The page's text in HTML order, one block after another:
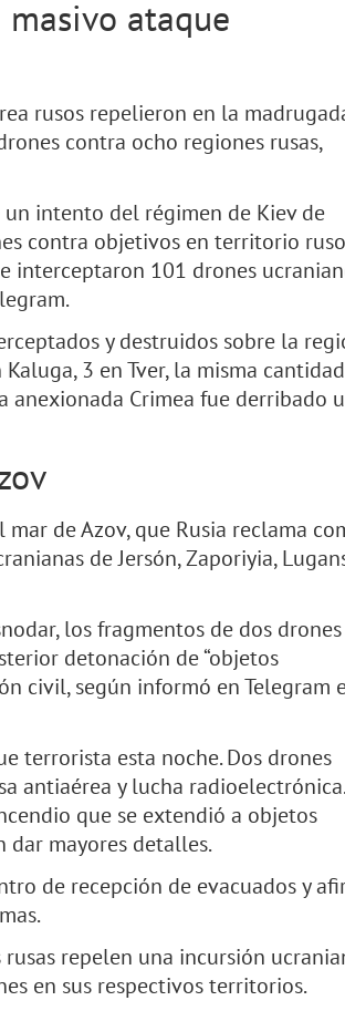
ataque
rusos repelieron en la
contra ocho regiones rusas,
intento del régimen de Kiev de
contra objetivos en territorio ruso
interceptaron 101 drones
y destruidos sobre la
3 en Tver, la misma
anexionada Crimea fue derribado
de Azov, que Rusia reclama
de Jersón, Zaporiyia,
los fragmentos de dos drones
detonación de “objetos
civil, según informó en Telegram
terrorista esta noche. Dos drones
antiaérea y lucha radioelectrónica.
que se extendió a objetos
dar mayores detalles.
de recepción de evacuados y
repelen una incursión
en sus respectivos territorios.